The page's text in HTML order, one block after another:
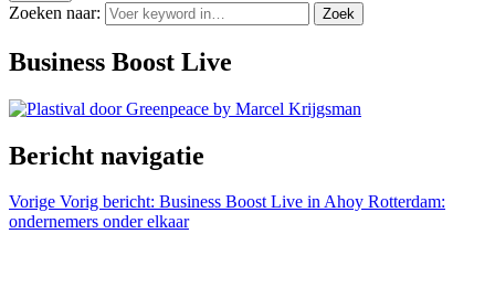
Zoeken naar: Zoek
Business Boost Live
Bericht navigatie
Vorige Vorig bericht: Business Boost Live in Ahoy Rotterdam:
ondernemers onder elkaar